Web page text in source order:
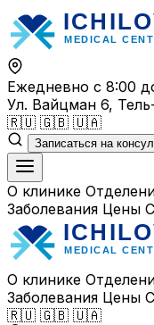
Перейти
к
содержимому
Ежедневно с 8:00
Ул. Вайцман 6,
🇷🇺 🇬🇧 🇺🇦
Записаться на
О клинике
Заболевания Цены
О клинике
Заболевания Цены
🇷🇺 🇬🇧 🇺🇦